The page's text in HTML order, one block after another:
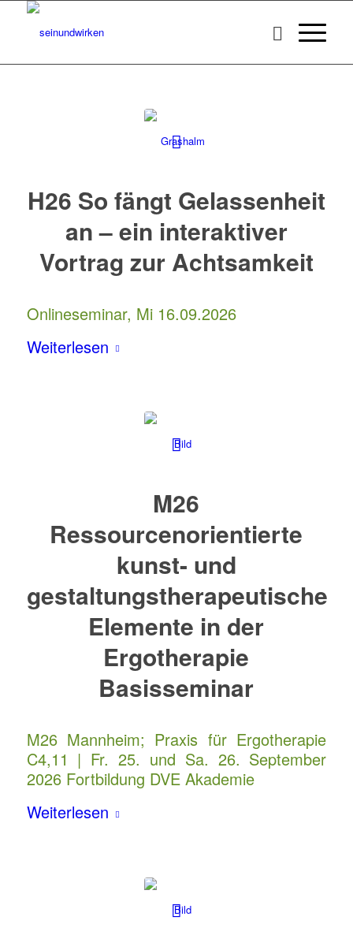
H26 So fängt Gelassenheit
an – ein interaktiver
Vortrag zur Achtsamkeit
Onlineseminar, Mi 16.09.2026
Weiterlesen
M26
Ressourcenorientierte
kunst- und
gestaltungstherapeutische
Elemente in der
Ergotherapie
Basisseminar
M26 Mannheim; Praxis für Ergotherapie
C4,11 | Fr. 25. und Sa. 26. September
2026 Fortbildung DVE Akademie
Weiterlesen